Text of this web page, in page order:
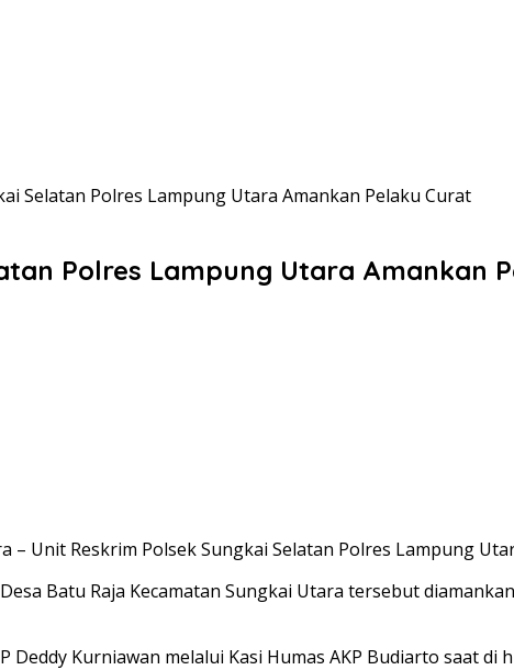
Selatan Polres Lampung Utara Amankan Pelaku Curat
Polres Lampung Utara Amankan
– Unit Reskrim Polsek Sungkai Selatan Polres Lampung
Batu Raja Kecamatan Sungkai Utara tersebut
Deddy Kurniawan melalui Kasi Humas AKP Budiarto saat